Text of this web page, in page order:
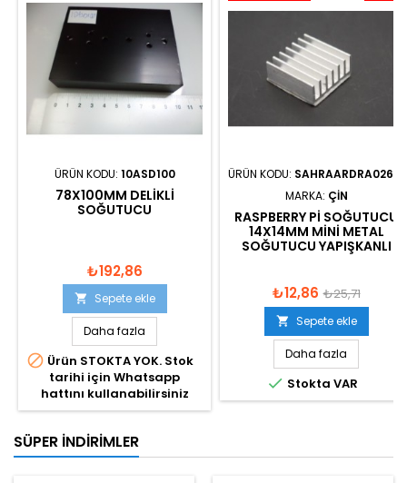
ÜRÜN KODU: 10ASD100
78X100MM DELIKLI
SOĞUTUCU
₺192,86
 Sepete ekle
Daha fazla
 Ürün STOKTA YOK. Stok
tarihi için Whatsapp
hattını kullanabilirsiniz
ÜRÜN KODU: SAHRAARDRA026-1
MARKA: ÇIN
RASPBERRY PI SOĞUTUCU
14X14MM MINI METAL
SOĞUTUCU YAPIŞKANLI
₺12,86 ₺25,71
 Sepete ekle
Daha fazla
 Stokta VAR
SÜPER İNDIRIMLER